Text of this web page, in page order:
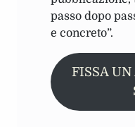
passo dopo
e concreto”.
FISSA